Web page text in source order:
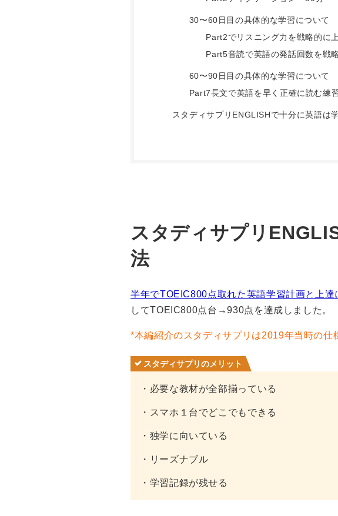
30〜60日目の具体的な学習について
Part2でリスニング力を戦略的に
Part5音読で英語の発話回数を戦
60〜90日目の具体的な学習について
Part7長文で英語を早く正確に読む練
スタディサプリENGLISHで十分に英語は
スタディサプリ
法
半年でTOEIC800点取れた英語学習計画と上達
してTOEIC800点台→930点を達成しました。
*本編紹介のスタディサプリは2019年当時の仕
スタディサプリのメリット
・必要な教材が全部揃っている
・スマホ１台でどこでもできる
・独学に向いている
・リーズナブル
・学習記録が残せる